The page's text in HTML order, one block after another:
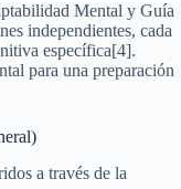
Mental y Guía
independientes, cada
específica[4].
para una preparación
a través de la